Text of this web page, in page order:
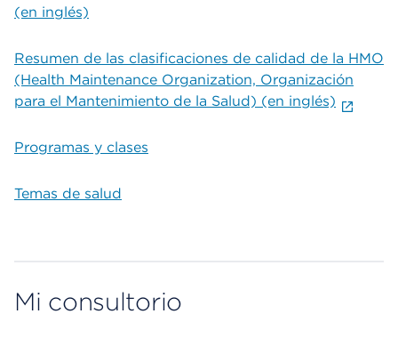
(en inglés)
Resumen de las clasificaciones de calidad de la HMO
(Health Maintenance Organization, Organización
para el Mantenimiento de la Salud) (en inglés)
Programas y clases
Temas de salud
Mi consultorio